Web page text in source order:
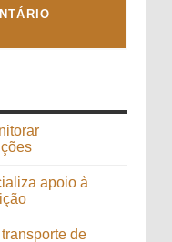
apoio à
de